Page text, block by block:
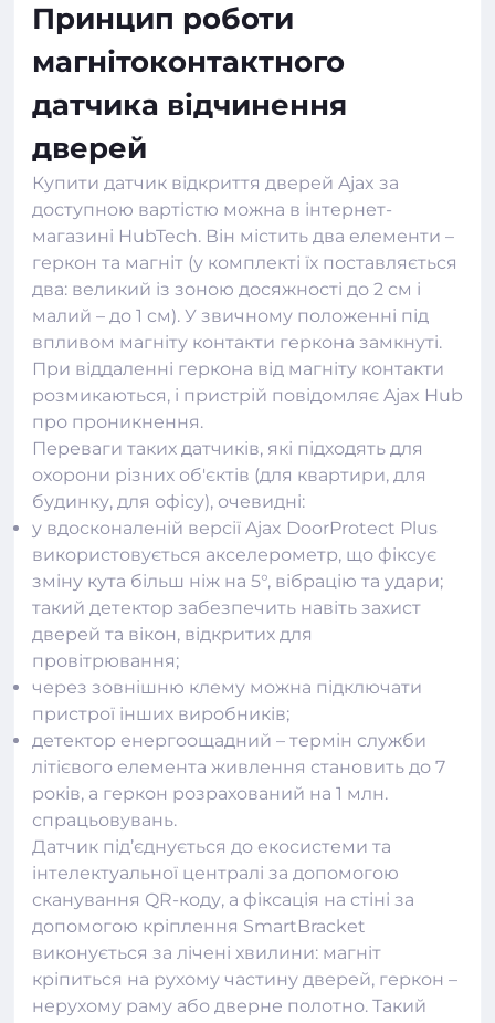
Принцип роботи
магнітоконтактного
датчика відчинення
дверей
Купити датчик відкриття дверей Ajax за
доступною вартістю можна в інтернет-
магазині HubTech. Він містить два елементи –
геркон та магніт (у комплекті їх поставляється
два: великий із зоною досяжності до 2 см і
малий – до 1 см). У звичному положенні під
впливом магніту контакти геркона замкнуті.
При віддаленні геркона від магніту контакти
розмикаються, і пристрій повідомляє Ajax Hub
про проникнення.
Переваги таких датчиків, які підходять для
охорони різних об'єктів (для квартири, для
будинку, для офісу), очевидні:
у вдосконаленій версії Ajax DoorProtect Plus
використовується акселерометр, що фіксує
зміну кута більш ніж на 5°, вібрацію та удари;
такий детектор забезпечить навіть захист
дверей та вікон, відкритих для
провітрювання;
через зовнішню клему можна підключати
пристрої інших виробників;
детектор енергоощадний – термін служби
літієвого елемента живлення становить до 7
років, а геркон розрахований на 1 млн.
спрацьовувань.
Датчик під’єднується до екосистеми та
інтелектуальної централі за допомогою
сканування QR-коду, а фіксація на стіні за
допомогою кріплення SmartBracket
виконується за лічені хвилини: магніт
кріпиться на рухому частину дверей, геркон –
нерухому раму або дверне полотно. Такий